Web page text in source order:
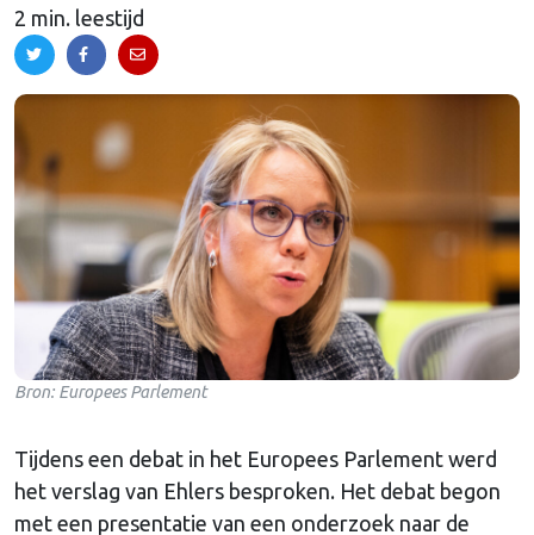
2 min. leestijd
Bron: Europees Parlement
Tijdens een debat in het Europees Parlement werd
het verslag van Ehlers besproken. Het debat begon
met een presentatie van een onderzoek naar de